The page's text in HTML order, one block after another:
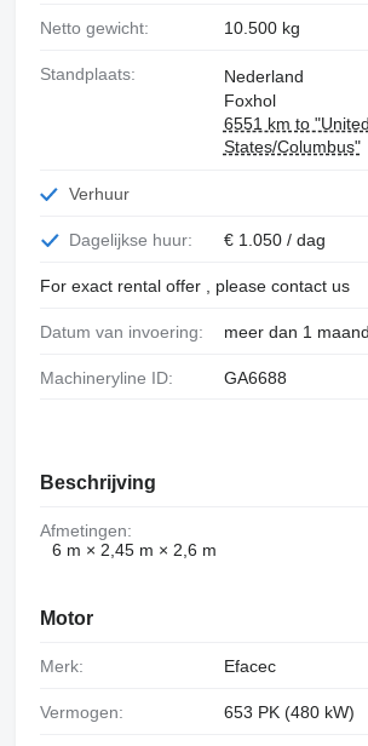
Netto gewicht: 10.500 kg
Standplaats:
Nederland
Foxhol
6551 km to "United
States/Columbus"
Verhuur
Dagelijkse huur: € 1.050 / dag
For exact rental offer , please contact us
Datum van invoering: meer dan 1 maand
Machineryline ID: GA6688
Beschrijving
Afmetingen:
6 m × 2,45 m × 2,6 m
Motor
Merk: Efacec
Vermogen: 653 PK (480 kW)